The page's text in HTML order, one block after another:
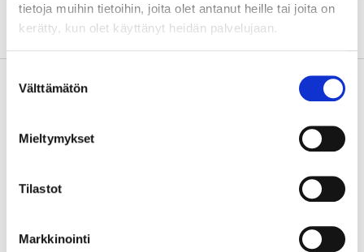
tietoja muihin tietoihin, joita olet antanut heille tai joita on
kerätty, kun olet käyttänyt heidän palvelujaan.
valinta
Välttämätön
Mieltymykset
Tilastot
Markkinointi
Om tillverkaren
Köp & Hämta i ditt varuhus inom 2 timmar!
Andra kunder köpte också